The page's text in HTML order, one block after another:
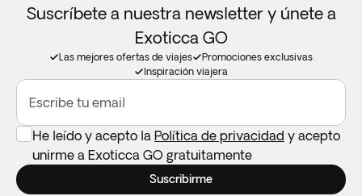
Suscríbete a nuestra newsletter y únete a
Exoticca GO
Las mejores ofertas de viajes
Promociones exclusivas
Inspiración viajera
Escribe tu email
He leído y acepto la Política de privacidad y acepto
unirme a Exoticca GO gratuitamente
Suscribirme